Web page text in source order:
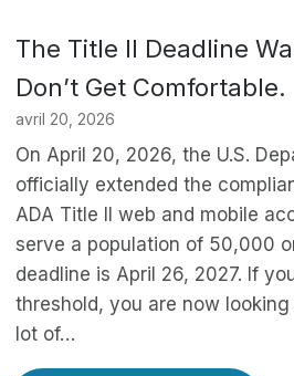
The Title II Deadline
Don’t Get Comfortable.
avril 20, 2026
On April 20, 2026, the U.S.
officially extended the
ADA Title II web and mobile
serve a population of 50,000
deadline is April 26, 2027. If
threshold, you are now
lot of…